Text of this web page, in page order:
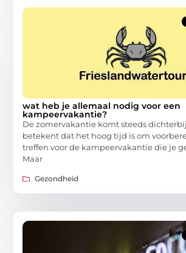
wat heb je allemaal nodig voor een
kampeervakantie?
De zomervakantie komt steeds
betekent dat het hoog tijd is om
treffen voor de kampeervakantie die je
Maar
Gezondheid